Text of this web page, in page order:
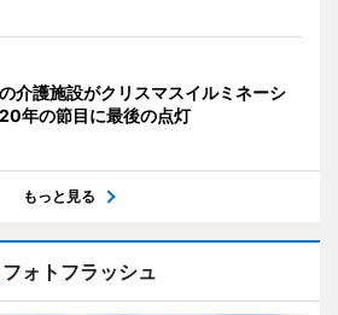
介護施設がクリスマスイルミネーシ
年の節目に最後の点灯
もっと見る
フォトフラッシュ